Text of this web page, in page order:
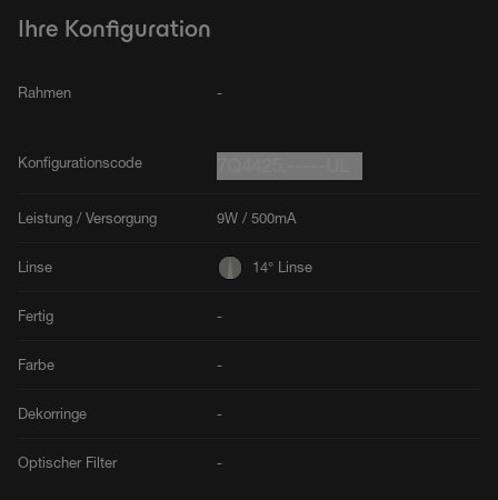
Ihre Konfiguration
Rahmen -
Konfigurationscode
Leistung / Versorgung 9W / 500mA
Linse 14° Linse
Fertig -
Farbe -
Dekorringe -
Optischer Filter -